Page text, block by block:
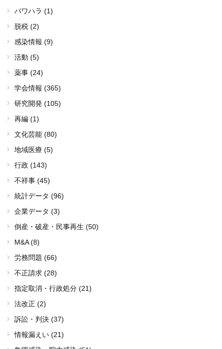
パワハラ (1)
脱税 (2)
感染情報 (9)
活動 (5)
薬事 (24)
学会情報 (365)
研究開発 (105)
再編 (1)
文化芸能 (80)
地域医療 (5)
行政 (143)
不祥事 (45)
統計データ (96)
企業データ (3)
倒産・破産・民事再生 (50)
M&A (8)
労務問題 (66)
不正請求 (28)
指定取消・行政処分 (21)
法改正 (2)
訴訟・判決 (37)
情報漏えい (21)